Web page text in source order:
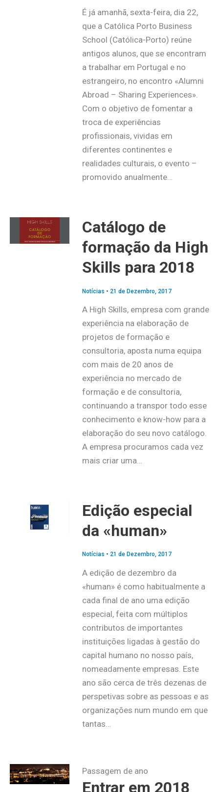
É já amanhã, sexta-feira, dia 22,
que a Católica Porto Business
School (Católica-Porto) reúne
antigos alunos, que se encontram
a trabalhar em Portugal e no
estrangeiro, no encontro «Alumni
Abroad – Sharing Experiences».
Com o objetivo de fomentar a
troca de experiências
profissionais, vividas em
diferentes continentes e
realidades culturais, o evento –
promovido anualmente…
Catálogo de
formação da High
Skills para 2018
Notícias • 21 de Dezembro, 2017
A High Skills, empresa com grande
experiência na elaboração de
projetos de formação e
consultoria, aposta numa equipa
com mais de 20 anos de
experiência no mercado de
formação e de consultoria,
continuando a transpor todo esse
conhecimento e know-how para a
elaboração do seu novo catálogo.
A empresa procuramos cada vez
mais criar uma…
Edição especial
da «human»
Notícias • 21 de Dezembro, 2017
A edição de dezembro da
«human» é como habitualmente a
cada final de ano uma edição
especial, feita com múltiplos
contributos de importantes
instituições ligadas à gestão do
capital humano no nosso país,
nomeadamente empresas. Este
ano são cerca de três dezenas de
perspetivas sobre as pessoas e as
organizações num mundo em que
tantas…
Passagem de ano
Entrar em 2018